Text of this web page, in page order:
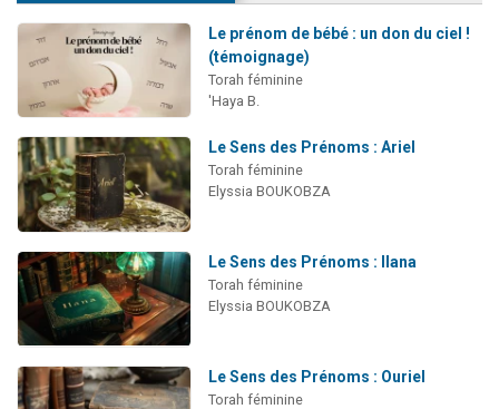
Le prénom de bébé : un don du ciel !
(témoignage)
Torah féminine
'Haya B.
Le Sens des Prénoms : Ariel
Torah féminine
Elyssia BOUKOBZA
Le Sens des Prénoms : Ilana
Torah féminine
Elyssia BOUKOBZA
Le Sens des Prénoms : Ouriel
Torah féminine